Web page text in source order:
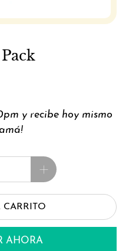
y recibe hoy mismo
AHORA